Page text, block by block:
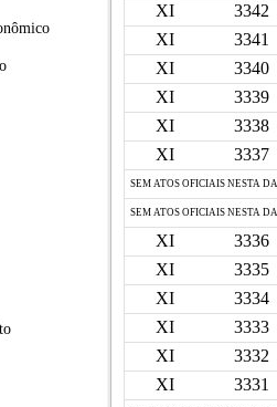
XI
3342
XI
3341
XI
3340
XI
3339
XI
3338
XI
3337
SEM ATOS OFICIAIS NESTA
SEM ATOS OFICIAIS NESTA
XI
3336
XI
3335
XI
3334
XI
3333
XI
3332
XI
3331